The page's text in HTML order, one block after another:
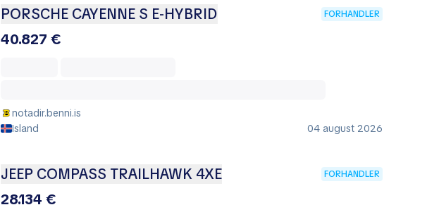
PORSCHE CAYENNE S E-HYBRID FORHANDLER
40.827 €
notadir.benni.is
Island
04 august 2026
JEEP COMPASS TRAILHAWK 4XE FORHANDLER
28.134 €